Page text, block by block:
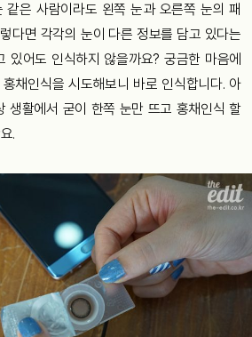
같은 사람이라도 왼쪽 눈과 오른쪽 눈의 패
다면 각각의 눈이 다른 정보를 담고 있다는
있어도 인식하지 않을까요? 궁금한 마음에
채인식을 시도해보니 바로 인식합니다. 아
생활에서 굳이 한쪽 눈만 뜨고 홍채인식 할
.